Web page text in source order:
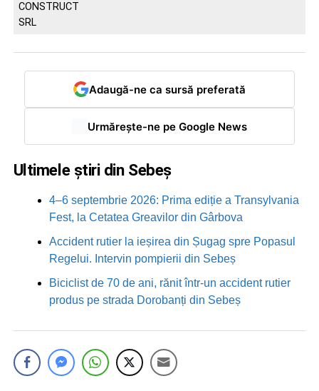
CONSTRUCT
SRL
Adaugă-ne ca sursă preferată
Urmărește-ne pe Google News
Ultimele știri din Sebeș
4–6 septembrie 2026: Prima ediție a Transylvania
Fest, la Cetatea Greavilor din Gârbova
Accident rutier la ieșirea din Șugag spre Popasul
Regelui. Intervin pompierii din Sebeș
Biciclist de 70 de ani, rănit într-un accident rutier
produs pe strada Dorobanți din Sebeș